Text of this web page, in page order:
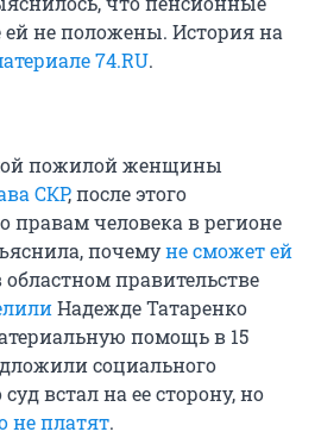
не положены. История на
74.RU.
пожилой женщины
СКР, после этого
человека в регионе
почемуне сможет ей
областном правительстве
Надежде Татаренко
помощь в 15
социального
встал на ее сторону, но
не платят.